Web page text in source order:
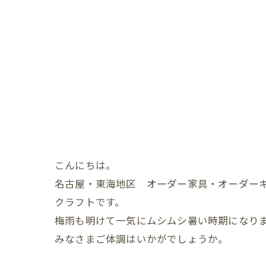
こんにちは。
名古屋・東海地区 オーダー家具・オーダー
クラフトです。
梅雨も明けて一気にムシムシ暑い時期になり
みなさまご体調はいかがでしょうか。